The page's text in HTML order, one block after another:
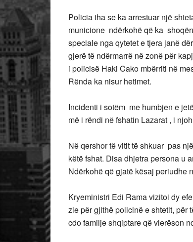
Policia tha se ka arrestuar një
municione ndërkohë që ka
speciale nga qytetet e tjera janë
gjerë të ndërmarrë në zonë për
i policisë Haki Cako mbërriti në
Rënda ka nisur hetimet.
​Incidenti i sotëm me humbjen e
më i rëndi në fshatin Lazarat , i
Në qershor të vitit të shkuar pas
këtë fshat. Disa dhjetra persona u
Ndërkohë që gjatë kësaj periudhe
Kryeministri Edi Rama vizitoi dy
zie për gjithë policinë e shtetit, për
cdo familje shqiptare që vlerëson